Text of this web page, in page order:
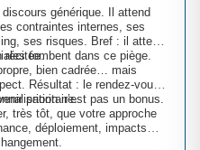
générique. Il attend
contraintes internes, ses
ses risques. Bref : il attend
récitée.tombent dans ce piège.
bien cadrée… mais
Résultat : le rendez-vous
prioritaire.n’est pas un bonus.
très tôt, que votre approche
déploiement, impacts